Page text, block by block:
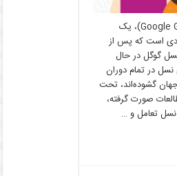
مقدمه نسل گوگل (Google Generation)، یک
است که پس از
نسل گوگل در حال
در تمام دوران
گشوده‌اند، تحت
صورت گرفته،
تعامل و …